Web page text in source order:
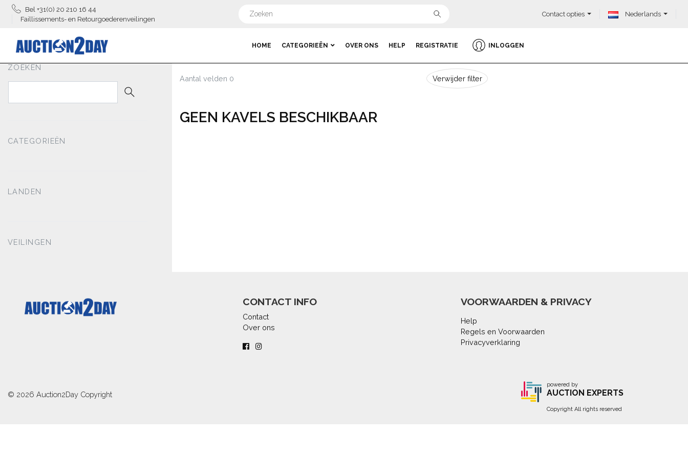
Bel +31(0) 20 210 16 44
Faillissements- en Retourgoederenveilingen
Contact opties Nederlands
HOME CATEGORIEËN OVER ONS HELP REGISTRATIE INLOGGEN
Aantal velden 0 Verwijder filter
GEEN KAVELS BESCHIKBAAR
ZOEKEN
CATEGORIEËN
LANDEN
VEILINGEN
CONTACT INFO
Contact
Over ons
VOORWAARDEN & PRIVACY
Help
Regels en Voorwaarden
Privacyverklaring
© 2026 Auction2Day Copyright
powered by
AUCTION EXPERTS
Copyright All rights reserved